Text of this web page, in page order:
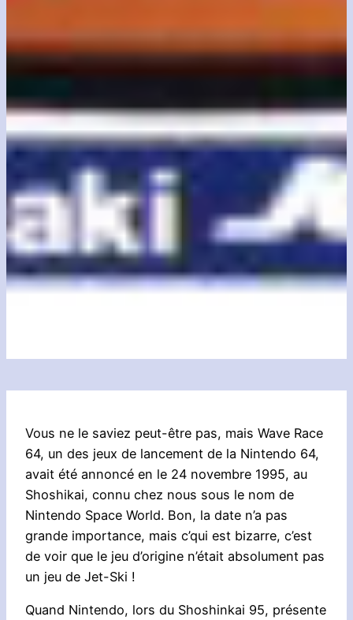
Vous ne le saviez peut-être pas, mais Wave Race
64, un des jeux de lancement de la Nintendo 64,
avait été annoncé en le 24 novembre 1995, au
Shoshikai, connu chez nous sous le nom de
Nintendo Space World. Bon, la date n’a pas
grande importance, mais c’qui est bizarre, c’est
de voir que le jeu d’origine n’était absolument pas
un jeu de Jet-Ski !
Quand Nintendo, lors du Shoshinkai 95, présente